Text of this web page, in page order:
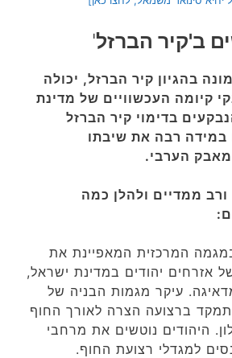
ב'קיר הברזל'
בהגיון קיר הברזל, יכולה
קיומה העכשוויים של מדינת
בדימוי קיר הברזל
במידה רבה את שיבתו
הערבי.
ורב ממדיים ולהלן כמה
המרכזית המאפיינת את
אזרחים יהודים במדינת ישראל,
עיקר מגמות הבניה של
ברצועה הצרה לאורך החוף
היהודים נוטשים את מרחבי
למגדלי רצועת החוף.